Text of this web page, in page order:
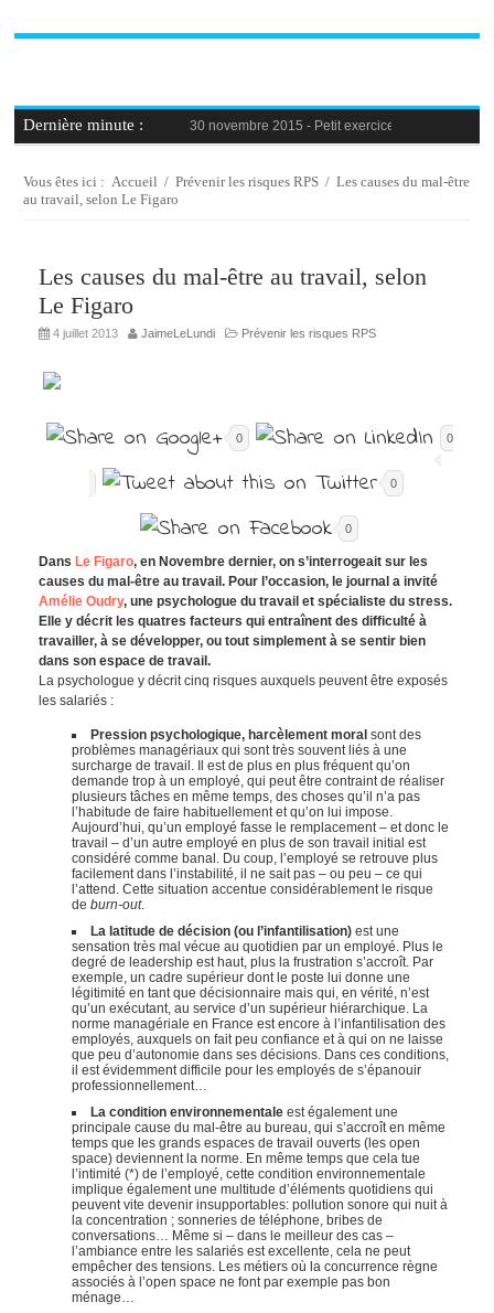
Dernière minute : 30 novembre 2015 - Petit exercice de la semaine
30 novembre 2015 -Blague au bureau #9
23 novembre 2015 -Le syndrome de l’imposteur,
Vous êtes ici :Accueil /Prévenir les risques RPS /Les causes du mal-être
au travail, selon Le Figaro
Les causes du mal-être au travail, selon
Le Figaro
4 juillet 2013 JaimeLeLundi Prévenir les risques RPS
0 0
0
0
Dans Le Figaro, en Novembre dernier, on s’interrogeait sur les
causes du mal-être au travail. Pour l’occasion, le journal a invité
Amélie Oudry, une psychologue du travail et spécialiste du stress.
Elle y décrit les quatres facteurs qui entraînent des difficulté à
travailler, à se développer, ou tout simplement à se sentir bien
dans son espace de travail.
La psychologue y décrit cinq risques auxquels peuvent être exposés
les salariés :
Pression psychologique, harcèlement moral sont des
problèmes managériaux qui sont très souvent liés à une
surcharge de travail. Il est de plus en plus fréquent qu’on
demande trop à un employé, qui peut être contraint de réaliser
plusieurs tâches en même temps, des choses qu’il n’a pas
l’habitude de faire habituellement et qu’on lui impose.
Aujourd’hui, qu’un employé fasse le remplacement – et donc le
travail – d’un autre employé en plus de son travail initial est
considéré comme banal. Du coup, l’employé se retrouve plus
facilement dans l’instabilité, il ne sait pas – ou peu – ce qui
l’attend. Cette situation accentue considérablement le risque
de burn-out.
La latitude de décision (ou l’infantilisation)est une
sensation très mal vécue au quotidien par un employé. Plus le
degré de leadership est haut, plus la frustration s’accroît. Par
exemple, un cadre supérieur dont le poste lui donne une
légitimité en tant que décisionnaire mais qui, en vérité, n’est
qu’un exécutant, au service d’un supérieur hiérarchique. La
norme managériale en France est encore à l’infantilisation des
employés, auxquels on fait peu confiance et à qui on ne laisse
que peu d’autonomie dans ses décisions. Dans ces conditions,
il est évidemment difficile pour les employés de s’épanouir
professionnellement…
La condition environnementaleest également une
principale cause du mal-être au bureau, qui s’accroît en même
temps que les grands espaces de travail ouverts (les open
space) deviennent la norme. En même temps que cela tue
l’intimité (*) de l’employé, cette condition environnementale
implique également une multitude d’éléments quotidiens qui
peuvent vite devenir insupportables: pollution sonore qui nuit à
la concentration ; sonneries de téléphone, bribes de
conversations… Même si – dans le meilleur des cas –
l’ambiance entre les salariés est excellente, cela ne peut
empêcher des tensions. Les métiers où la concurrence règne
associés à l’open space ne font par exemple pas bon
ménage…